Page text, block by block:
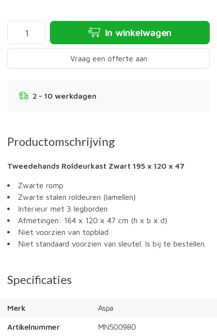
In winkelwagen
Vraag een offerte aan
2 - 10 werkdagen
Productomschrijving
Tweedehands Roldeurkast Zwart 195 x 120 x 47
Zwarte romp
Zwarte stalen roldeuren (lamellen)
Interieur met 3 legborden
Afmetingen: 164 x 120 x 47 cm (h x b x d)
Niet voorzien van topblad
Niet standaard voorzien van sleutel. Is bij te bestellen.
Specificaties
Merk Aspa
Artikelnummer MN500980